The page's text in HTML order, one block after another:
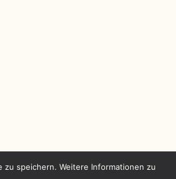
speichern. Weitere Informationen zu